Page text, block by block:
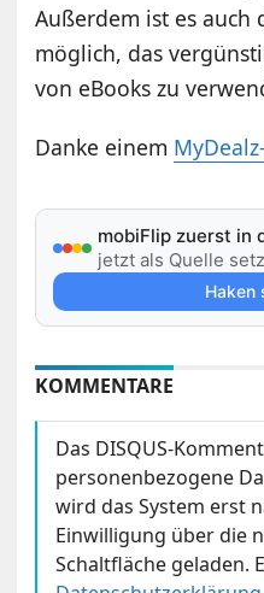
Außerdem ist es auch
möglich, das
von eBooks zu
Danke einem
mobiFlip zuerst in
jetzt als Quelle
Haken
KOMMENTARE
Das DISQUS-
personenbezogene
wird das System erst
Einwilligung über die
Schaltfläche geladen.